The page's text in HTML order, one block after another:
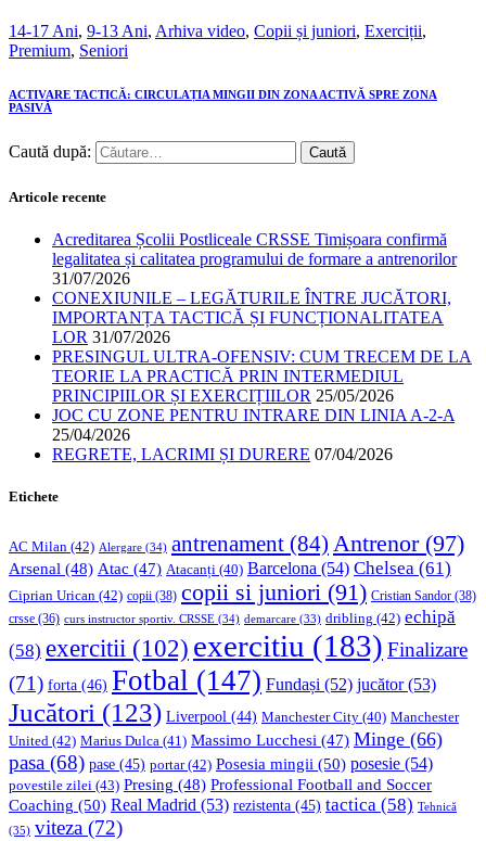
14-17 Ani, 9-13 Ani, Arhiva video, Copii și juniori, Exerciții,
Premium, Seniori
ACTIVARE TACTICĂ: CIRCULAȚIA MINGII DIN ZONA ACTIVĂ SPRE ZONA
PASIVĂ
Caută după:
Articole recente
Acreditarea Școlii Postliceale CRSSE Timișoara confirmă
legalitatea și calitatea programului de formare a antrenorilor
31/07/2026
CONEXIUNILE – LEGĂTURILE ÎNTRE JUCĂTORI,
IMPORTANȚA TACTICĂ ȘI FUNCȚIONALITATEA
LOR 31/07/2026
PRESINGUL ULTRA-OFENSIV: CUM TRECEM DE LA
TEORIE LA PRACTICĂ PRIN INTERMEDIUL
PRINCIPIILOR ȘI EXERCIȚIILOR 25/05/2026
JOC CU ZONE PENTRU INTRARE DIN LINIA A-2-A
25/04/2026
REGRETE, LACRIMI ȘI DURERE 07/04/2026
Etichete
AC Milan (42) Alergare (34) antrenament (84) Antrenor(97)
Arsenal (48) Atac (47) Atacanți (40) Barcelona (54) Chelsea (61)
Ciprian Urican (42) copii (38) copii si juniori (91) Cristian Sandor (38)
crsse (36) curs instructor sportiv. CRSSE (34) demarcare (33) dribling (42) echipă
(58) exercitii (102) exercitiu (183) Finalizare
(71) forta (46) Fotbal (147) Fundași (52) jucător(53)
Jucători (123) Liverpool (44) Manchester City (40) Manchester
United (42) Marius Dulca (41) Massimo Lucchesi (47) Minge (66)
pasa (68) pase (45) portar(42) Posesia mingii (50) posesie (54)
povestile zilei (43) Presing (48) Professional Football and Soccer
Coaching (50) Real Madrid (53) rezistenta (45) tactica (58) Tehnică
(35) viteza (72)